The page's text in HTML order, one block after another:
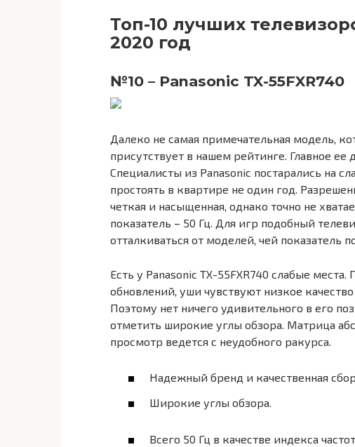
Топ-10 лучших
2020 год
№10 – Panasonic TX-55FXR740
Далеко не самая примечательная модель,
присутствует в нашем рейтинге. Главное ее
Специалисты из Panasonic постарались на
простоять в квартире не один год.
четкая и насыщенная, однако точно не
показатель – 50 Гц. Для игр подобный
отталкиваться от моделей, чей показатель
Есть у Panasonic TX-55FXR740 слабые
обновлений, уши чувствуют низкое
Поэтому нет ничего удивительного в его
отметить широкие углы обзора. Матрица
просмотр ведется с неудобного ракурса.
Надежный бренд и качественная
Широкие углы обзора.
Всего 50 Гц в качестве индекса